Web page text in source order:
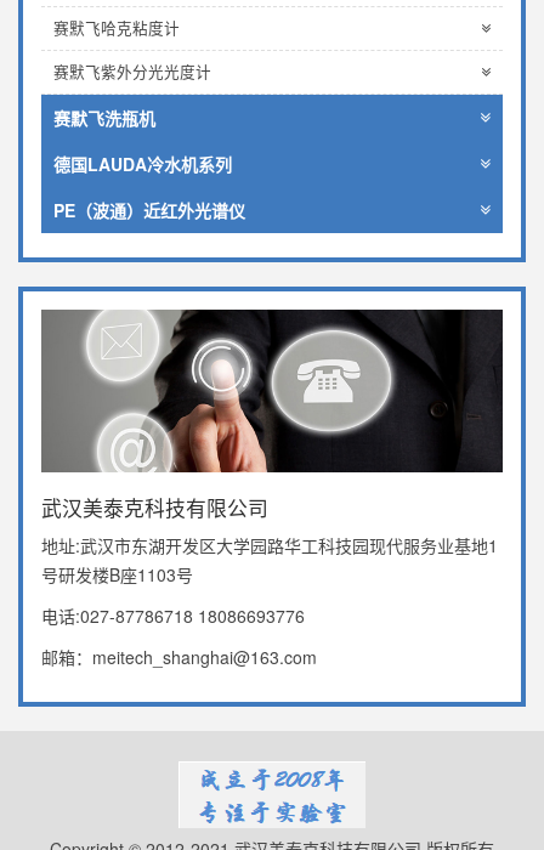
赛默飞哈克粘度计
赛默飞紫外分光光度计
赛默飞洗瓶机
德国LAUDA冷水机系列
PE（波通）近红外光谱仪
武汉美泰克科技有限公司
地址:武汉市东湖开发区大学园路华工科技园现代服务业基地1
号研发楼B座1103号
电话:027-87786718 18086693776
邮箱：meitech_shanghai@163.com